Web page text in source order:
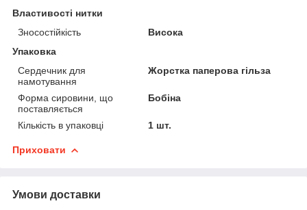
Властивості нитки
Зносостійкість
Висока
Упаковка
Сердечник для
намотування
Жорстка паперова гільза
Форма сировини, що
поставляється
Бобіна
Кількість в упаковці 1 шт.
Приховати
Умови доставки